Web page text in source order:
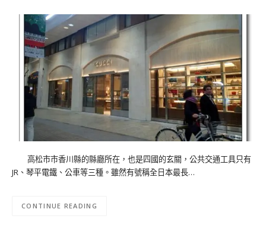
高松市市香川縣的縣廳所在，也是四國的玄關，公共交通工具只有
JR、琴平電鐵、公車等三種。雖然有號稱全日本最長…
CONTINUE READING